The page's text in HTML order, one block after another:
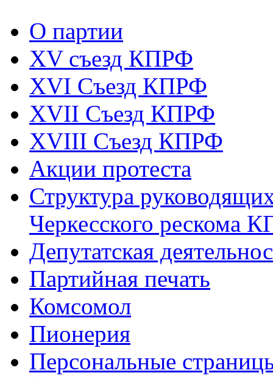
О партии
XV съезд КПРФ
XVI Съезд КПРФ
XVII Cъезд КПРФ
XVIII Cъезд КПРФ
Акции протеста
Структура
Черкесского рескома
Депутатская
Партийная печать
Комсомол
Пионерия
Персональные